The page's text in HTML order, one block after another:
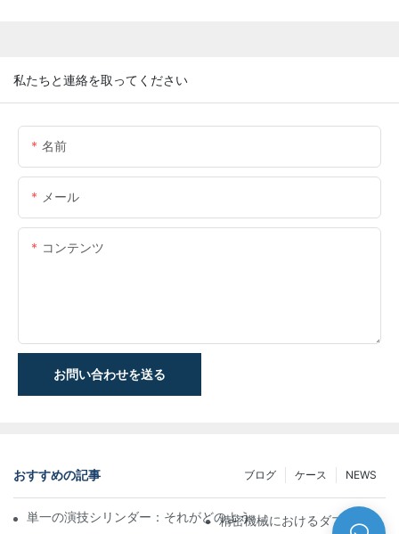
私たちと連絡を取ってください
名前
メール
コンテンツ
お問い合わせを送る
おすすめの記事 NEWS
ケース
ブログ
単一の演技シリンダー：それがどのように機能するか&一般的な
精密機械におけるダブルロッド